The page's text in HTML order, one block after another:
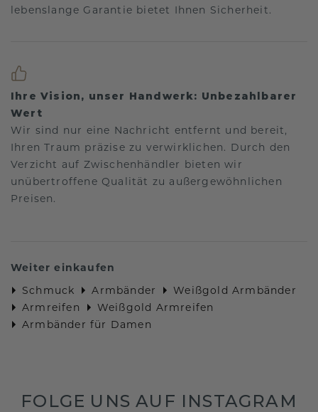
lebenslange Garantie bietet Ihnen Sicherheit.
Ihre Vision, unser Handwerk: Unbezahlbarer
Wert
Wir sind nur eine Nachricht entfernt und bereit,
Ihren Traum präzise zu verwirklichen. Durch den
Verzicht auf Zwischenhändler bieten wir
unübertroffene Qualität zu außergewöhnlichen
Preisen.
Weiter einkaufen
Schmuck
Armbänder
Weißgold Armbänder
Armreifen
Weißgold Armreifen
Armbänder für Damen
FOLGE UNS AUF INSTAGRAM